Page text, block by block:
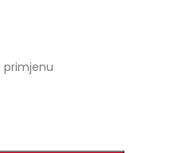
primjenu